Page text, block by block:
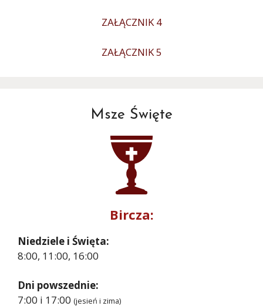
ZAŁĄCZNIK 4
ZAŁĄCZNIK 5
Msze Święte
Bircza:
Niedziele i Święta:
8:00, 11:00, 16:00
Dni powszednie:
7:00 i 17:00 (jesień i zima)